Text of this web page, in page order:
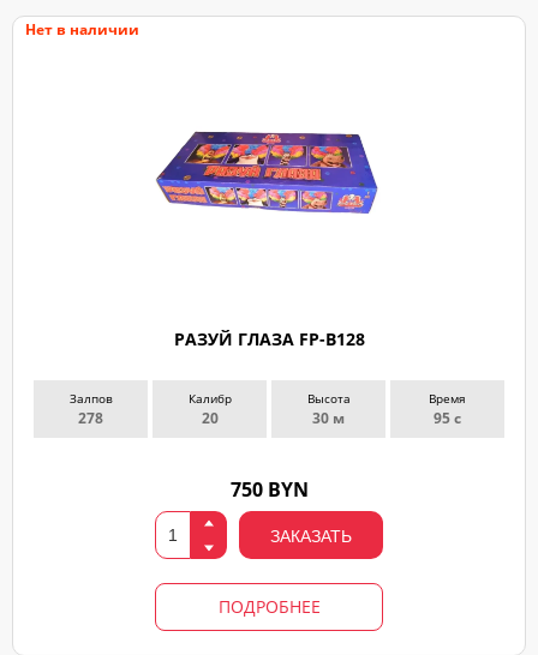
Нет в наличии
РАЗУЙ ГЛАЗА FP-B128
Залпов
278
Калибр
20
Высота
30 м
Время
95 с
750 BYN
ЗАКАЗАТЬ
ПОДРОБНЕЕ